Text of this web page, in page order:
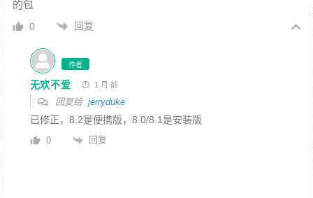
的包
0 回复
作者
无欢不爱 1 月 前
回复给 jerryduke
已修正，8.2是便携版，8.0/8.1是安装版
0 回复